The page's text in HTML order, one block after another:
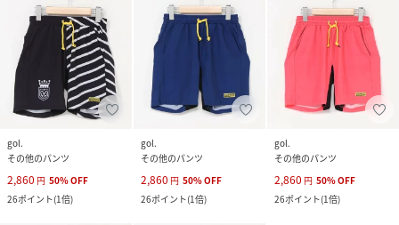
gol.
その他のパンツ
2,860 円 50%OFF
26ポイント(1倍)
gol.
その他のパンツ
2,860 円 50%OFF
26ポイント(1倍)
gol.
その他のパンツ
2,860 円 50%OFF
26ポイント(1倍)